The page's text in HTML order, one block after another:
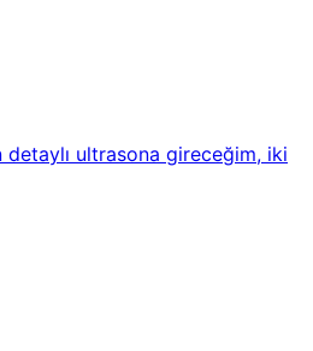
ultrasona gireceğim, iki